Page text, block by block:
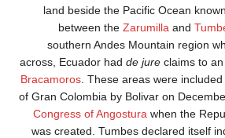
land beside the Pacific
between theZarumilla
southern Andes
across, Ecuador hadde jure
Bracamoros. These areas
of Gran Colombia by Bolivar
Congress of Angostura
was created. Tumbes